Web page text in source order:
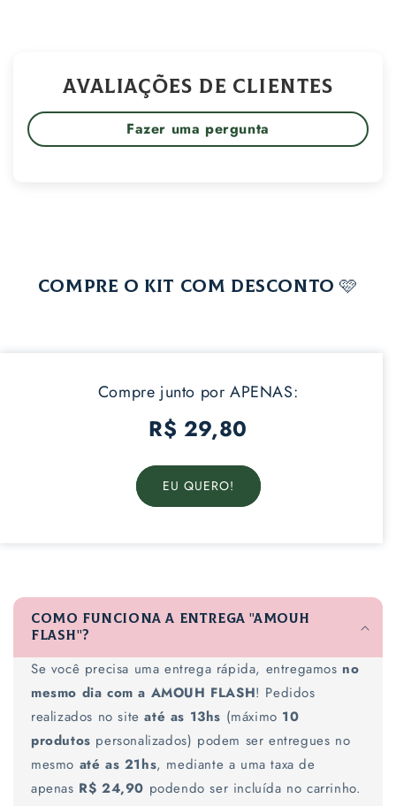
Avaliações de Clientes
Fazer uma pergunta
COMPRE O KIT COM DESCONTO 🩷
Compre junto por APENAS:
R$ 29,80
EU QUERO!
o
t
Como funciona a entrega "AMOUH
FLASH"?
Se você precisa uma entrega rápida, entregamos no
mesmo dia com a AMOUH FLASH! Pedidos
realizados no siteaté as 13hs (máximo 10
produtos personalizados) podem ser entregues no
mesmo até as 21hs, mediante a uma taxa de
apenas R$ 24,90 podendo ser incluída no carrinho.